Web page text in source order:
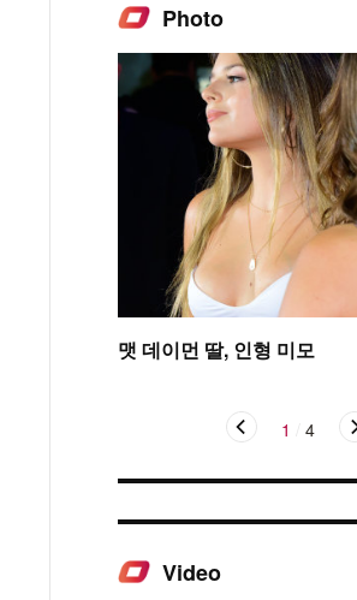
Photo
맷 데이먼 딸, 인형 미모
1 4
Video